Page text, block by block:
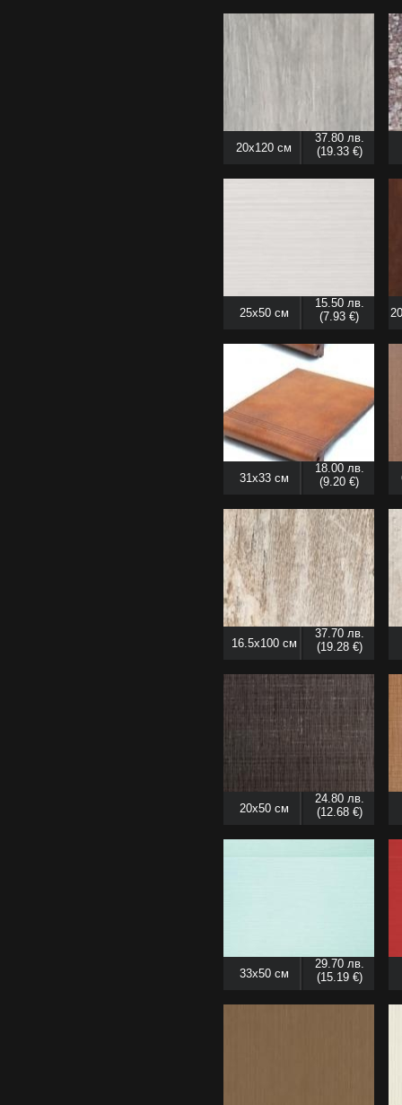
см
20x120 см
37.80 лв.
(19.33 €)
25x50 см
15.50 лв.
(7.93 €)
31x33 см
18.00 лв.
(9.20 €)
16.5x100 см
37.70 лв.
(19.28 €)
20x50 см
24.80 лв.
(12.68 €)
33x50 см
29.70 лв.
(15.19 €)